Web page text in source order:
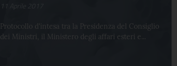
11 Aprile 2017
Protocollo d'intesa tra la Presidenza del Consiglio
dei Ministri, il Ministero degli affari esteri e...